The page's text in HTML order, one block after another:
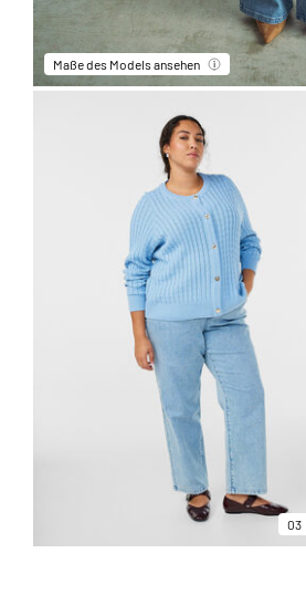
Maße des Models ansehen
03